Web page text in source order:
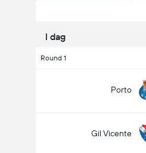
I dag
Round 1
Porto
Gil Vicente